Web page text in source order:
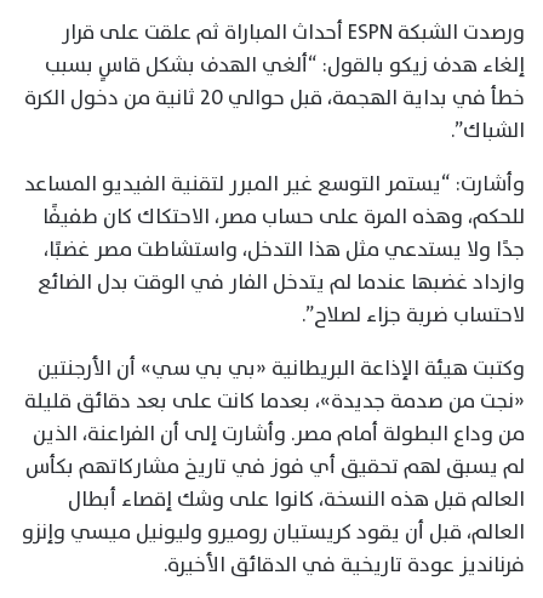
ورصدت الشبكة ESPN أحداث المباراة ثم علقت على قرار
إلغاء هدف زيكو بالقول: “ألغي الهدف بشكل قاسٍ بسبب
خطأ في بداية الهجمة، قبل حوالي 20 ثانية من دخول الكرة
الشباك”.
وأشارت: “يستمر التوسع غير المبرر لتقنية الفيديو المساعد
للحكم، وهذه المرة على حساب مصر، الاحتكاك كان طفيفًا
جدًا ولا يستدعي مثل هذا التدخل، واستشاطت مصر غضبًا،
وازداد غضبها عندما لم يتدخل الفار في الوقت بدل الضائع
لاحتساب ضربة جزاء لصلاح”.
وكتبت هيئة الإذاعة البريطانية «بي بي سي» أن الأرجنتين
«نجت من صدمة جديدة»، بعدما كانت على بعد دقائق قليلة
من وداع البطولة أمام مصر. وأشارت إلى أن الفراعنة، الذين
لم يسبق لهم تحقيق أي فوز في تاريخ مشاركاتهم بكأس
العالم قبل هذه النسخة، كانوا على وشك إقصاء أبطال
العالم، قبل أن يقود كريستيان روميرو وليونيل ميسي وإنزو
فرنانديز عودة تاريخية في الدقائق الأخيرة.